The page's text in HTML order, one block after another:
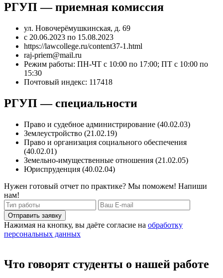
РГУП — приемная комиссия
ул. Новочерёмушкинская, д. 69
с 20.06.2023 по 15.08.2023
https://lawcollege.ru/content37-1.html
raj-priem@mail.ru
Режим работы: ПН-ЧТ с 10:00 по 17:00; ПТ с 10:00 по
15:30
Почтовый индекс: 117418
РГУП — специальности
Право и судебное администрирование (40.02.03)
Землеустройство (21.02.19)
Право и организация социального обеспечения
(40.02.01)
Земельно-имущественные отношения (21.02.05)
Юриспруденция (40.02.04)
Нужен готовый отчет по практике? Мы поможем! Напиши
нам!
Отправить заявку
Нажимая на кнопку, вы даёте согласие на обработку
персональных данных
Что говорят студенты о нашей работе